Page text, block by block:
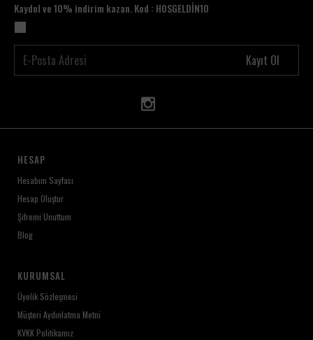
Kaydol ve 10% indirim kazan. Kod : HOSGELDİN10
Kayıt Ol
HESAP
Hesabım Sayfası
Hesap Oluştur
Şifremi Unuttum
Blog
KURUMSAL
Üyelik Sözleşmesi
Müşteri Aydınlatma Metni
KVKK Politikamız